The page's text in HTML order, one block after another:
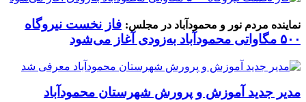
نماینده مردم نور و محمودآباد در مجلس: فاز نخست نیروگاه
۵۰۰ مگاواتی محمودآباد به‌زودی آغاز می‌شود
مدیر جدید آموزش و پرورش شهرستان محمودآباد